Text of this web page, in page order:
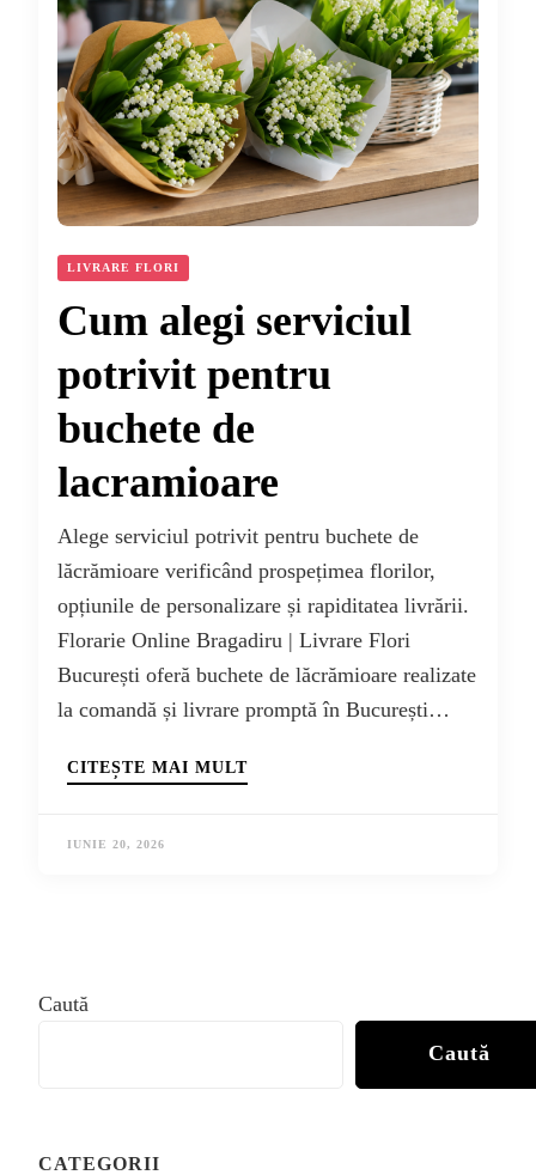
LIVRARE FLORI
Cum alegi serviciul
potrivit pentru
buchete de
lacramioare
Alege serviciul potrivit pentru buchete de
lăcrămioare verificând prospețimea florilor,
opțiunile de personalizare și rapiditatea livrării.
Florarie Online Bragadiru | Livrare Flori
București oferă buchete de lăcrămioare realizate
la comandă și livrare promptă în București…
CITEȘTE MAI MULT
IUNIE 20, 2026
Caută
Caută
CATEGORII